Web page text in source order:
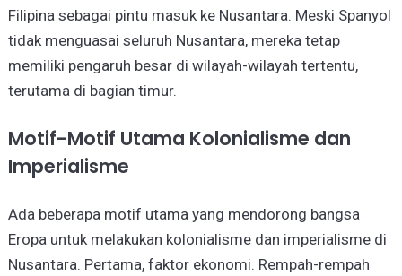
Filipina sebagai pintu masuk ke Nusantara. Meski Spanyol
tidak menguasai seluruh Nusantara, mereka tetap
memiliki pengaruh besar di wilayah-wilayah tertentu,
terutama di bagian timur.
Motif-Motif Utama Kolonialisme dan
Imperialisme
Ada beberapa motif utama yang mendorong bangsa
Eropa untuk melakukan kolonialisme dan imperialisme di
Nusantara. Pertama, faktor ekonomi. Rempah-rempah